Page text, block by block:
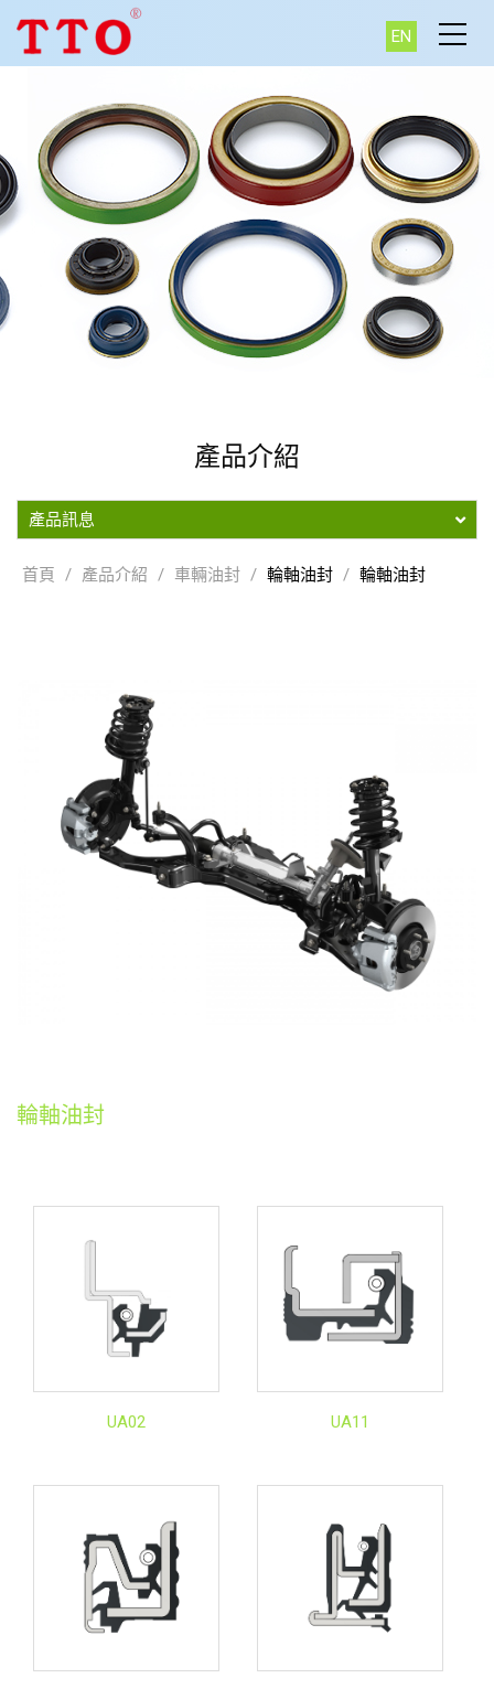
EN
產品介紹
產品訊息
首頁 / 產品介紹 / 車輛油封 / 輪軸油封 / 輪軸油封
輪軸油封
UA02 UA11